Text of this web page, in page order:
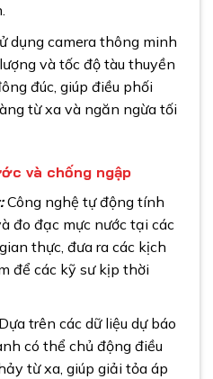
dụng camera thông minh
và tốc độ tàu thuyền
đúc, giúp điều phối
từ xa và ngăn ngừa tối
và chống ngập
Công nghệ tự động tính
đo đạc mực nước tại các
thực, đưa ra các kịch
để các kỹ sư kịp thời
Dựa trên các dữ liệu dự báo
có thể chủ động điều
từ xa, giúp giải tỏa áp